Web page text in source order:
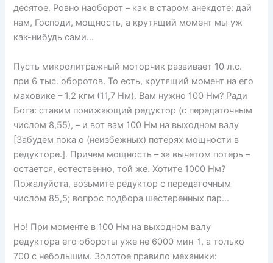
десятое. Ровно наоборот – как в старом анекдоте: дай
нам, Господи, мощность, а крутящий момент мы уж
как-нибудь сами…
Пусть микролитражный моторчик развивает 10 л.с.
при 6 тыс. оборотов. То есть, крутящий момент на его
маховике – 1,2 кгм (11,7 Нм). Вам нужно 100 Нм? Ради
Бога: ставим понижающий редуктор (с передаточным
числом 8,55), – и вот вам 100 Нм на выходном валу
[Забудем пока о (неизбежных) потерях мощности в
редукторе.]. Причем мощность – за вычетом потерь –
остается, естественно, той же. Хотите 1000 Нм?
Пожалуйста, возьмите редуктор с передаточным
числом 85,5; вопрос подбора шестеренных пар…
Но! При моменте в 100 Нм на выходном валу
редуктора его обороты уже не 6000 мин-1, а только
700 с небольшим. Золотое правило механики: